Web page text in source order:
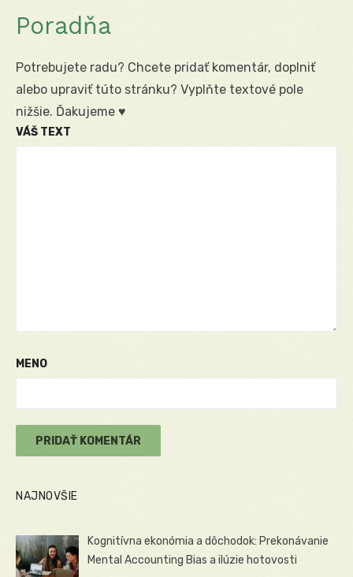
Poradňa
Potrebujete radu? Chcete pridať komentár, doplniť
alebo upraviť túto stránku? Vyplňte textové pole
nižšie. Ďakujeme ♥
VÁŠ TEXT
MENO
NAJNOVŠIE
Kognitívna ekonómia a dôchodok: Prekonávanie
Mental Accounting Bias a ilúzie hotovosti